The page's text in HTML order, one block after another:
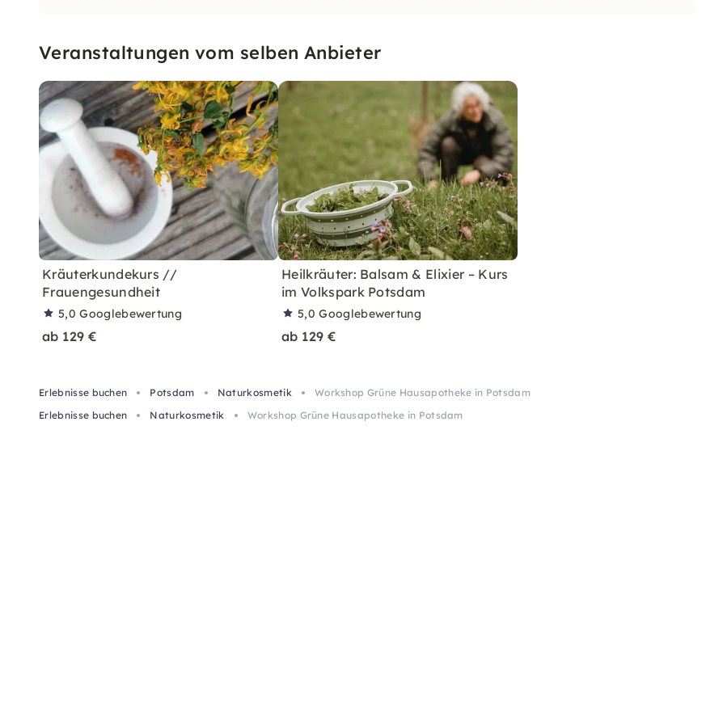
Veranstaltungen vom selben Anbieter
Kräuterkundekurs //
Frauengesundheit
5,0Googlebewertung
ab 129 €
Heilkräuter: Balsam & Elixier – Kurs
im Volkspark Potsdam
5,0Googlebewertung
ab 129 €
Erlebnisse buchen Potsdam Naturkosmetik
Workshop Grüne Hausapotheke in Potsdam
Erlebnisse buchen
Naturkosmetik Workshop Grüne Hausapotheke in Potsdam